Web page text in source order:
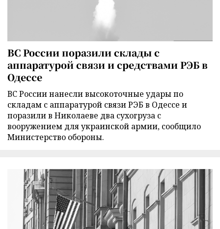
ВС России поразили склады с
аппаратурой связи и средствами РЭБ в
Одессе
ВС России нанесли высокоточные удары по
складам с аппаратурой связи РЭБ в Одессе и
поразили в Николаеве два сухогруза с
вооружением для украинской армии, сообщило
Министерство обороны.